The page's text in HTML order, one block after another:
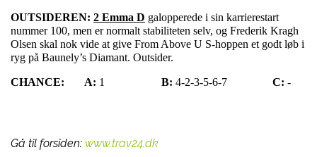
OUTSIDEREN: 2 Emma D galopperede i sin karrierestart
nummer 100, men er normalt stabiliteten selv, og Frederik Kragh
Olsen skal nok vide at give From Above U S-hoppen et godt løb i
ryg på Baunely’s Diamant. Outsider.
CHANCE: A: 1 B: 4-2-3-5-6-7 C: -
Gå til forsiden: www.trav24.dk